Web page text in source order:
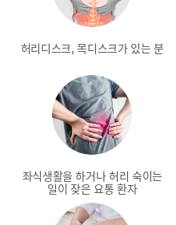
허리디스크, 목디스크가 있는 분
좌식생활을 하거나허리 숙이는
일이 잦은 요통 환자